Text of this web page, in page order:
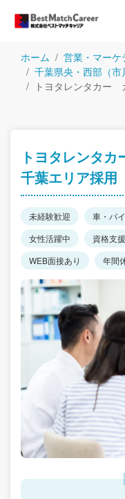
ホーム
営業・マー
千葉県央・西部（市
トヨタレンタカー
トヨタレンタ
千葉エリア採用
未経験歓迎 車・バ
女性活躍中
資格支
WEB面接あり
年間